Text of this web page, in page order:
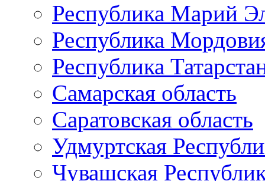
Республика Марий
Республика
Республика
Самарская область
Саратовская область
Удмуртская
Чувашская